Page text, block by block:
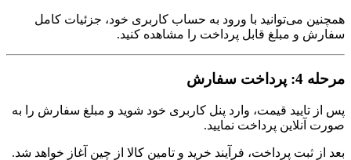
همچنین می‌توانید با ورود به حساب کاربری خود، جزئیات کامل
سفارش و مبلغ قابل پرداخت را مشاهده کنید.
مرحله 4: پرداخت سفارش
پس از تایید قیمت، وارد پنل کاربری خود شوید و مبلغ سفارش را به
صورت آنلاین پرداخت نمایید.
بعد از ثبت پرداخت، فرآیند خرید و تامین کالا از چین آغاز خواهد شد.